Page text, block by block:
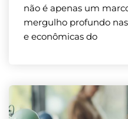
não é apenas um
mergulho profundo
e econômicas do